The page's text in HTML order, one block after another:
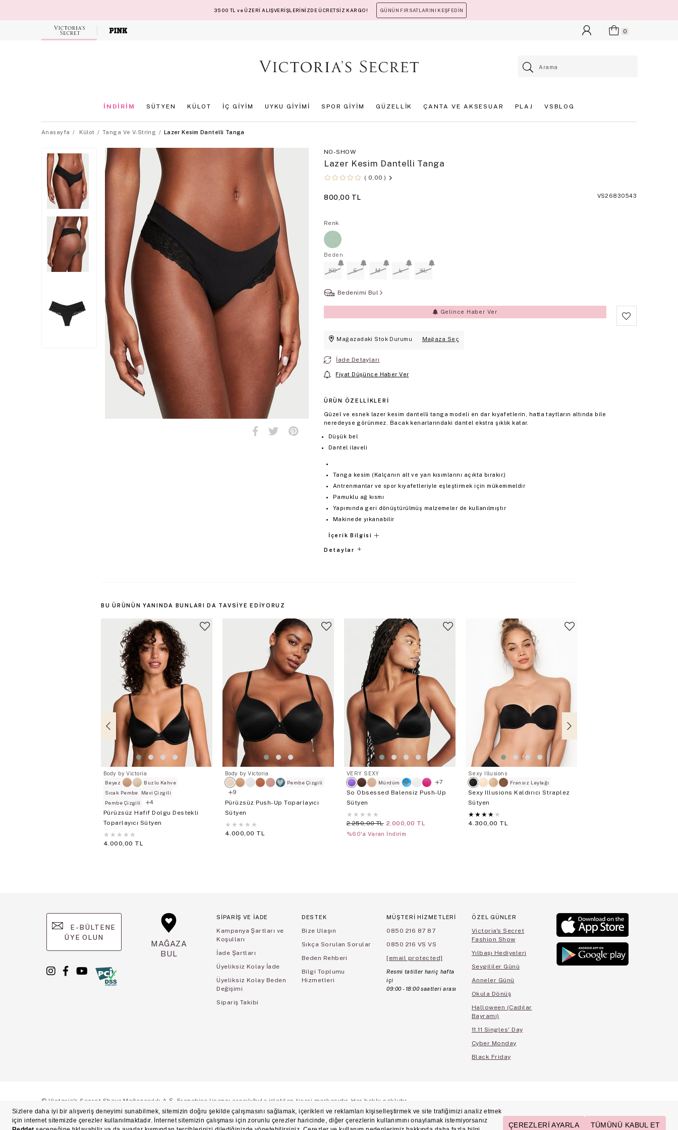
3500 TL ve ÜZERİ ALIŞVERİŞLERİNİZDE ÜCRETSİZ KARGO! GÜNÜN FIRSATLARINI KEŞFEDİN
Victoria's
Secret
0
İNDİRİM SÜTYEN KÜLOT İÇ GİYİM UYKU GİYİMİ SPOR GİYİM GÜZELLİK ÇANTA VE AKSESUAR PLAJ VSBLOG
Anasayfa Külot Tanga Ve V-String Lazer Kesim Dantelli Tanga
NO-SHOW
Lazer Kesim Dantelli Tanga
0,00
800,00 TL VS26830543
Renk
Beden
XS S M L XL
Bedenimi Bul
Gelince Haber Ver
Mağazadaki Stok Durumu Mağaza Seç
İade Detayları
Fiyat Düşünce Haber Ver
ÜRÜN ÖZELLIKLERI
Güzel ve esnek lazer kesim dantelli tanga modeli en dar kıyafetlerin, hatta taytların altında bile
neredeyse görünmez. Bacak kenarlarındaki dantel ekstra şıklık katar.
Düşük bel
Dantel ilaveli
Tanga kesim (Kalçanın alt ve yan kısımlarını açıkta bırakır.)
Antrenmanlar ve spor kıyafetleriyle eşleştirmek için mükemmeldir
Pamuklu ağ kısmı
Yapımında geri dönüştürülmüş malzemeler de kullanılmıştır
Makinede yıkanabilir
İçerik Bilgisi
Detaylar
BU ÜRÜNÜN YANINDA BUNLARI DA TAVSIYE EDIYORUZ
Body by Victoria
Beyaz
Buzlu Kahve
Sıcak Pembe
Mavi Çizgili
Pembe Çizgili
4
Pürüzsüz Hafif Dolgu Destekli
Toparlayıcı Sütyen
★ ★ ★ ★ ★
4.000,00 TL
Body by Victoria
Pembe Çizgili
9
Pürüzsüz Push-Up Toparlayıcı
Sütyen
★ ★ ★ ★ ★
4.000,00 TL
VERY SEXY
Mürdüm
7
So Obsessed Balensiz Push-Up
Sütyen
★ ★ ★ ★ ★
2.250,00 TL 2.000,00 TL
%60'a Varan İndirim
Sexy Illusions
Fransız Leylağı
Sexy Illusions Kaldırıcı Straplez
Sütyen
★ ★ ★ ★ ★
4.300,00 TL
E-BÜLTENE
ÜYE OLUN
MAĞAZA
BUL
SİPARİŞ VE İADE
Kampanya Şartları ve
Koşulları
İade Şartları
Üyeliksiz Kolay İade
Üyeliksiz Kolay Beden
Değişimi
Sipariş Takibi
DESTEK
Bize Ulaşın
Sıkça Sorulan Sorular
Beden Rehberi
Bilgi Toplumu
Hizmetleri
MÜŞTERİ HİZMETLERİ
0850 216 87 87
0850 216 VS VS
[email protected]
Resmi tatiller hariç hafta
içi
09:00 - 18:00 saatleri arası
ÖZEL GÜNLER
Victoria's Secret
Fashion Show
Yılbaşı Hediyeleri
Sevgililer Günü
Anneler Günü
Okula Dönüş
Halloween (Cadılar
Bayramı)
11.11 Singles' Day
Cyber Monday
Black Friday
© Victoria's Secret Shaya Mağazacılık A.Ş. Franchise lisansı aracılığıyla işletilen ticari markasıdır. Her hakkı saklıdır.
Ön Bilgilendirme Süreç Bazlı Müşteri Aydınlatma Metni Mesafeli Satış Sözleşmesi Üyelik ve Gizlilik Sözleşmesi İşlem Rehberi Çerez Politikası Çerez Tercihleri